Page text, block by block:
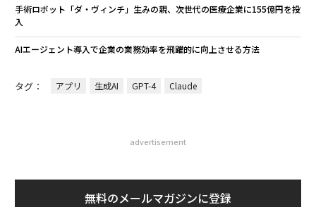
手術ロボット「ダ・ヴィンチ」生みの親、次世代の医療企業に155億円を投
入
AIエージェント導入で企業の業務効率を飛躍的に向上させる方法
タグ： アプリ 生成AI GPT-4 Claude
advertisement
無料のメールマガジンに登録